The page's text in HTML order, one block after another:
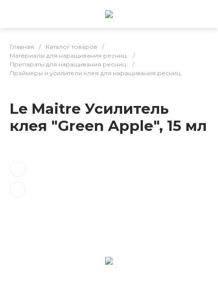
Главная / Каталог товаров
/
Материалы для наращивания ресниц
/
Препараты для наращивания ресниц
/
Праймеры и усилители клея для наращивания ресниц
Le Maitre Усилитель
клея "Green Apple", 15 мл